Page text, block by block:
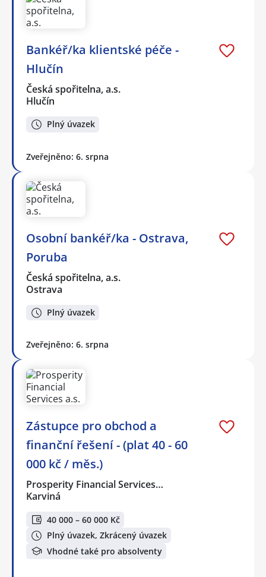
Bankéř/ka klientské péče -
Hlučín
Česká spořitelna, a.s.
Hlučín
Plný úvazek
Zveřejněno: 6. srpna
Osobní bankéř/ka - Ostrava,
Poruba
Česká spořitelna, a.s.
Ostrava
Plný úvazek
Zveřejněno: 6. srpna
Zástupce pro obchod a
finanční řešení - (plat 40 - 60
000 kč / měs.)
Prosperity Financial Services…
Karviná
40 000 – 60 000 Kč
Plný úvazek, Zkrácený úvazek
Vhodné také pro absolventy